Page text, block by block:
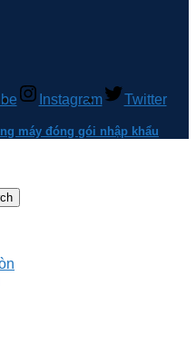
Instagram Twitter
máy đóng gói nhập khẩu